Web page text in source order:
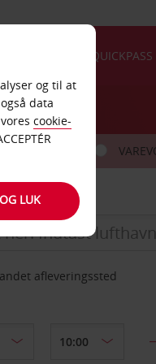
QUICKPASS
afleveringssted
og til at
data
cookie-
LUK